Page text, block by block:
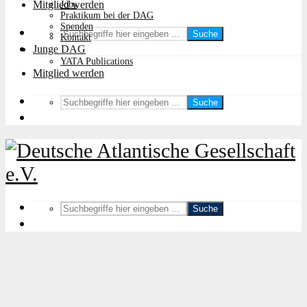
Mitglied werden
Suche
Jobs
Praktikum bei der DAG
Spenden
Kontakt
Junge DAG
YATA Publications
Mitglied werden
Suche
Suche